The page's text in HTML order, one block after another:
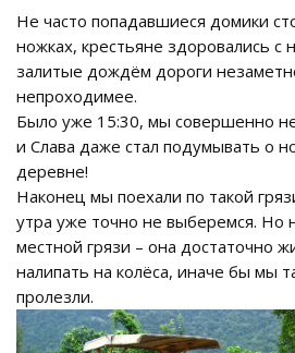
Не часто попадавшиеся домики
ножках, крестьяне здоровались с
залитые дождём дороги
непроходимее.
Было уже 15:30, мы совершенно
и Слава даже стал подумывать о
деревне!
Наконец мы поехали по такой
утра уже точно не выберемся. Но
местной грязи – она достаточно
налипать на колёса, иначе бы мы
пролезли.